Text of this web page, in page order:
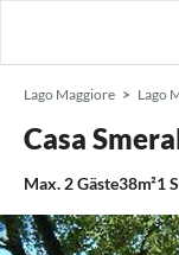
Lago Maggiore Lago
Casa
Max. 2Gäste38m²1